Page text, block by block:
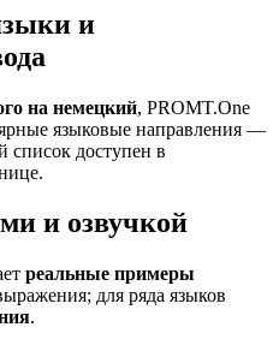
и
на немецкий, PROMT.One
языковые направления —
список доступен в
и озвучкой
реальные примеры
для ряда языков
.